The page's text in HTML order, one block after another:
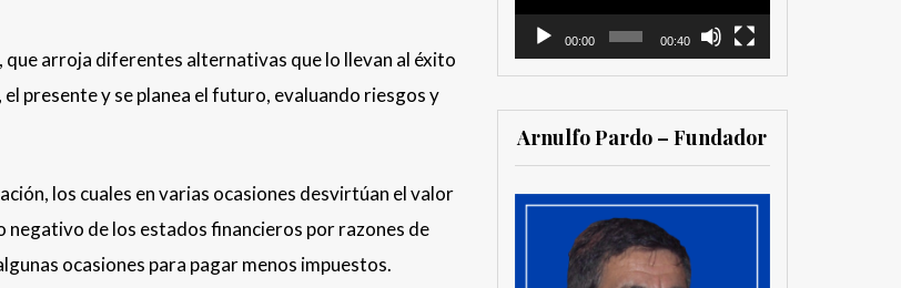
arroja diferentes alternativas que lo llevan al éxito
presente y se planea el futuro, evaluando riesgos y
los cuales en varias ocasiones desvirtúan el valor
de los estados financieros por razones de
ocasiones para pagar menos impuestos.
00:00 00:40
Arnulfo Pardo – Fundador